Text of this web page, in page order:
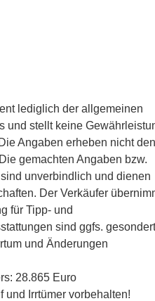
lediglich der allgemeinen
und stellt keine
Angaben erheben nicht den
gemachten Angaben bzw.
unverbindlich und dienen
Der Verkäufer
für Tipp- und
sind ggfs. gesondert
und Änderungen
28.865 Euro
Irrtümer vorbehalten!